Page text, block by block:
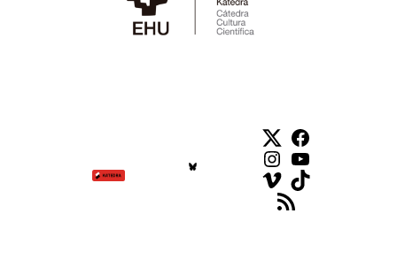
TwitterFacebook
Instagram
YouTube
VimeoTikTok
Feed RSS